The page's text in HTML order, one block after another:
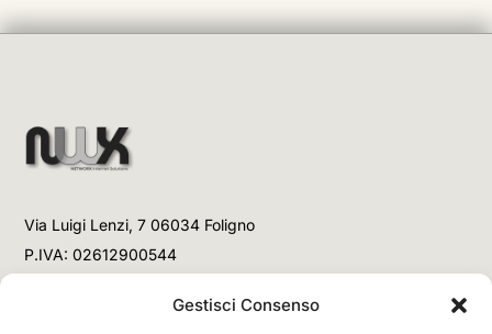
Gestisci Consenso
Via Luigi Lenzi, 7 06034 Foligno
P.IVA: 02612900544